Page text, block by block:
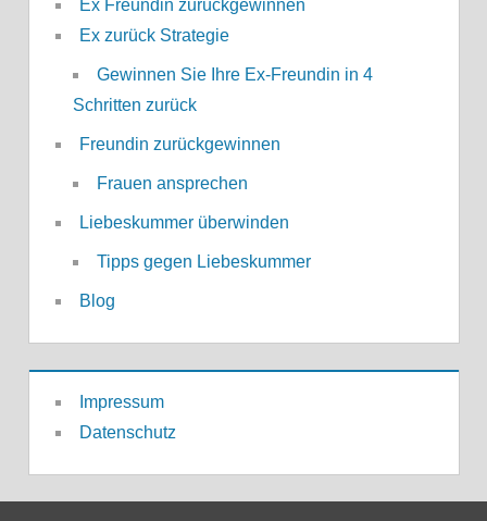
Ex Freundin zurückgewinnen
Ex zurück Strategie
Gewinnen Sie Ihre Ex-Freundin in 4
Schritten zurück
Freundin zurückgewinnen
Frauen ansprechen
Liebeskummer überwinden
Tipps gegen Liebeskummer
Blog
Impressum
Datenschutz